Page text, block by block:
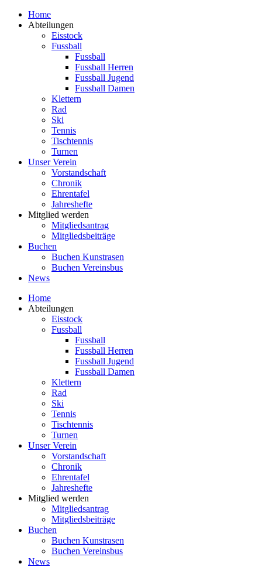
Zum
Inhalt
Home
Abteilungen
Eisstock
Fussball
Fussball
Fussball Herren
Fussball Jugend
Fussball Damen
Klettern
Rad
Ski
Tennis
Tischtennis
Turnen
Unser Verein
Vorstandschaft
Chronik
Ehrentafel
Jahreshefte
Mitglied werden
Mitgliedsantrag
Mitgliedsbeiträge
Buchen
Buchen Kunstrasen
Buchen Vereinsbus
News
Home
Abteilungen
Eisstock
Fussball
Fussball
Fussball Herren
Fussball Jugend
Fussball Damen
Klettern
Rad
Ski
Tennis
Tischtennis
Turnen
Unser Verein
Vorstandschaft
Chronik
Ehrentafel
Jahreshefte
Mitglied werden
Mitgliedsantrag
Mitgliedsbeiträge
Buchen
Buchen Kunstrasen
Buchen Vereinsbus
News